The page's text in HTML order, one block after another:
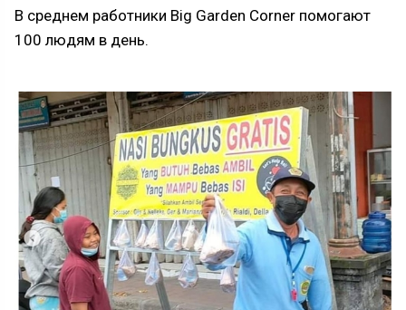
В среднем работники Big Garden Corner помогают
100 людям в день.